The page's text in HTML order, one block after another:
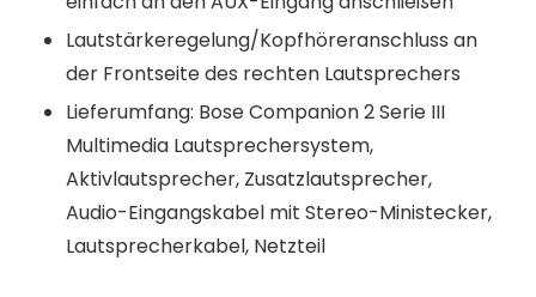
Lautstärkeregelung/Kopfhöreranschluss an
der Frontseite des rechten Lautsprechers
Lieferumfang: Bose Companion 2 Serie III
Multimedia Lautsprechersystem,
Aktivlautsprecher, Zusatzlautsprecher,
Audio-Eingangskabel mit Stereo-Ministecker,
Lautsprecherkabel, Netzteil